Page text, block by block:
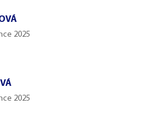
2025
2025